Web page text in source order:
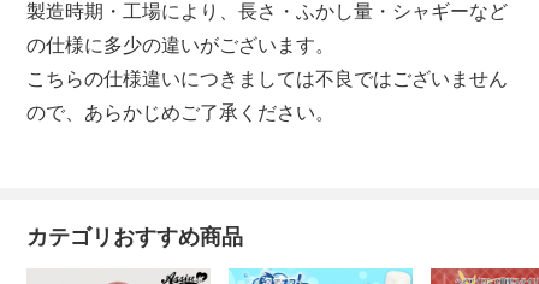
製造時期・工場により、長さ・ふかし量・シャギーなど
の仕様に多少の違いがございます。
こちらの仕様違いにつきましては不良ではございません
ので、あらかじめご了承ください。
カテゴリおすすめ商品